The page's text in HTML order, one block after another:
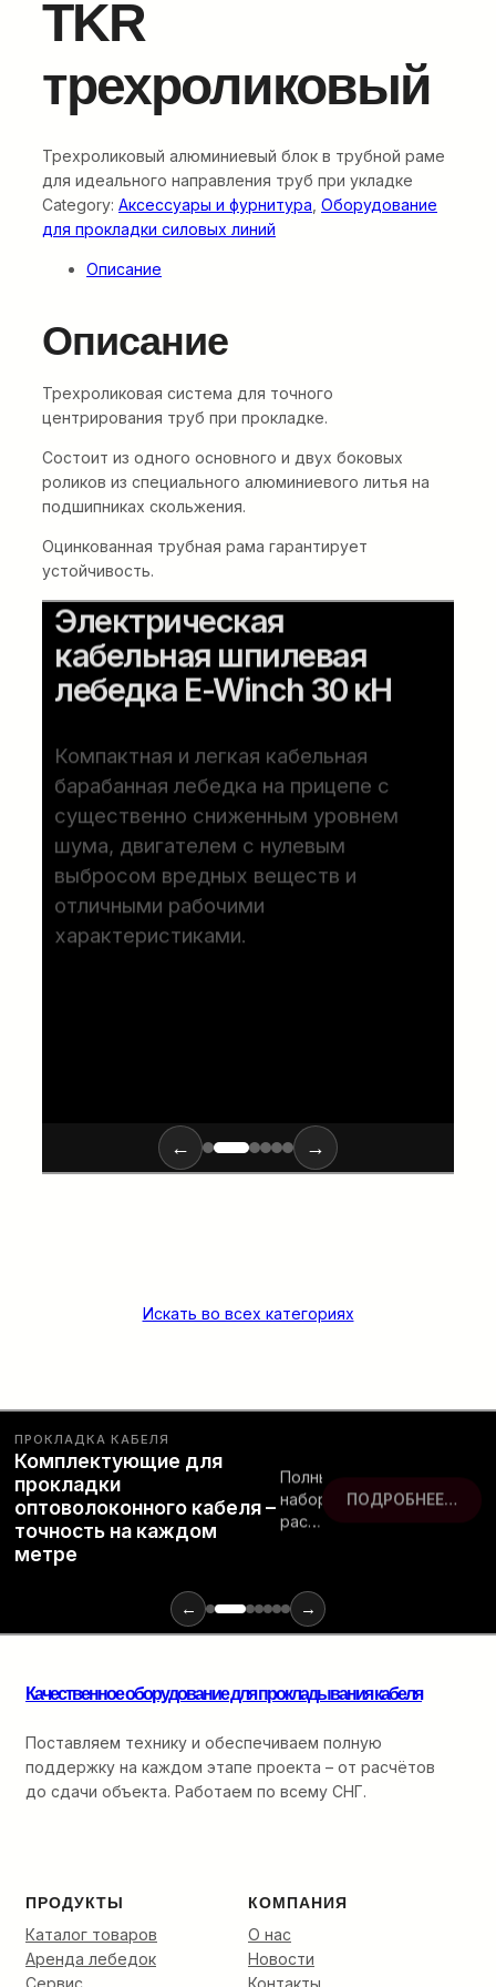
TKR
трехроликовый
Трехроликовый алюминиевый блок в трубной раме
для идеального направления труб при укладке
Category: Аксессуары и фурнитура Оборудование
для прокладки силовых линий
Описание
Описание
Трехроликовая система для точного
центрирования труб при прокладке.
Состоит из одного основного и двух боковых
роликов из специального алюминиевого литья на
подшипниках скольжения.
Оцинкованная трубная рама гарантирует
устойчивость.
Электрическая
кабельная шпилевая
лебедка E-Winch 30 кН
существенно сниженным уровнем
шума, двигателем с нулевым
выбросом вредных веществ и
отличными рабочими
характеристиками.
← →
Искать во всех категориях
ПРОКЛАДКА КАБЕЛЯ
Комплектующие для
прокладки
оптоволоконного кабеля –
точность на каждом
метре
Полный
набор
расходных
для
монтажа
ввода
кабельную
канализацию
до
ПОДРОБНЕЕ…
← →
Качественное оборудование для прокладывания кабеля
Поставляем технику и обеспечиваем полную
поддержку на каждом этапе проекта – от расчётов
до сдачи объекта. Работаем по всему СНГ.
ПРОДУКТЫ
Каталог товаров
Аренда лебедок
Сервис
КОМПАНИЯ
О нас
Новости
Контакты